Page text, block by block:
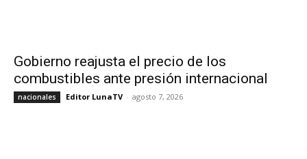
Gobierno reajusta el precio de los
combustibles ante presión internacional
nacionales Editor LunaTV - agosto 7, 2026